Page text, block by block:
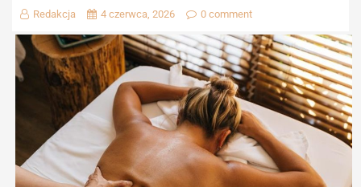
Redakcja 4 czerwca, 2026 0 comment